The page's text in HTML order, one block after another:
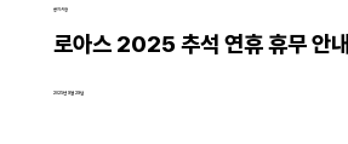
2025년 9월 29일
로아스 2025 추석 연휴 휴무 안내
공지사항